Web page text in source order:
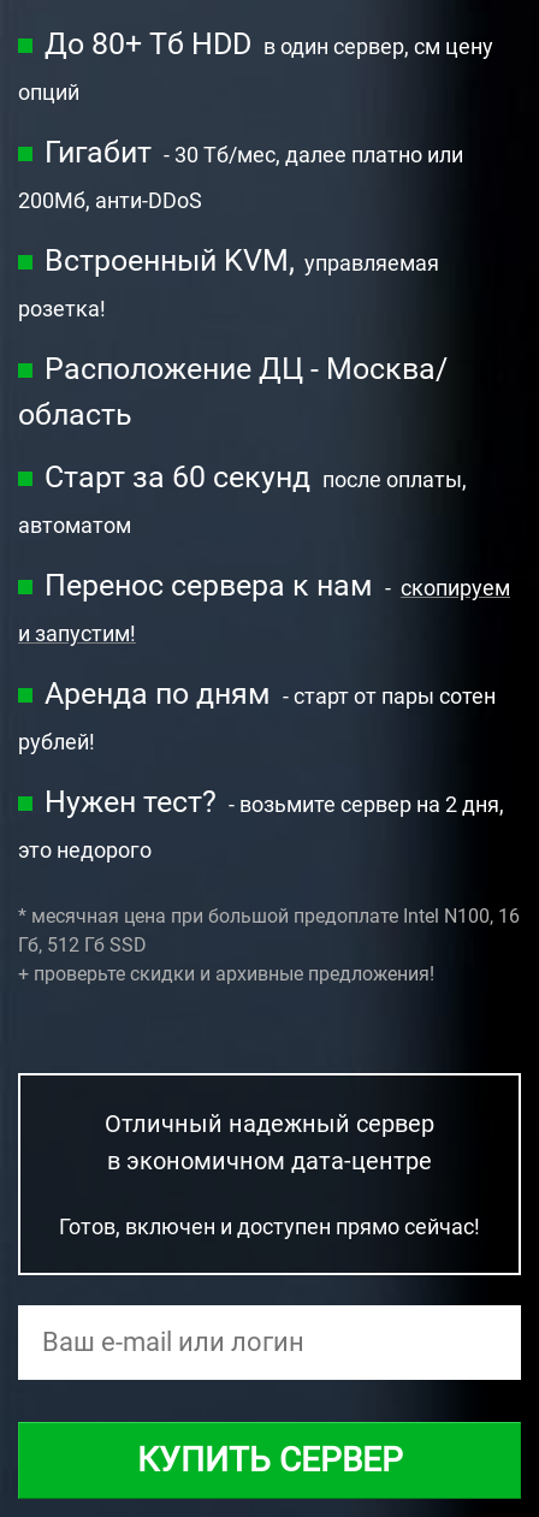
До 80+ Тб HDD в один сервер, см цену
опций
Гигабит - 30 Тб/мес, далее платно или
200Мб, анти-DDoS
Встроенный KVM, управляемая
розетка!
Расположение ДЦ - Москва/
область
Старт за 60 секунд после оплаты,
автоматом
Перенос сервера к нам - скопируем
и запустим!
Аренда по дням - старт от пары сотен
рублей!
Нужен тест? - возьмите сервер на 2 дня,
это недорого
* месячная цена при большой предоплате Intel N100, 16
Гб, 512 Гб SSD
+ проверьте скидки и архивные предложения!
Отличный надежный сервер
в экономичном дата-центре
Готов, включен и доступен прямо сейчас!
КУПИТЬ СЕРВЕР